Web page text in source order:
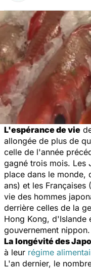
L'espérance de vie
allongée de plus de
celle de l'année
gagné trois mois. Les
place dans le monde,
ans) et les Françaises
vie des hommes
derrière celles de la
Hong Kong, d'Islande
gouvernement nippon.
La longévité des
à leur régime
L'an dernier, le